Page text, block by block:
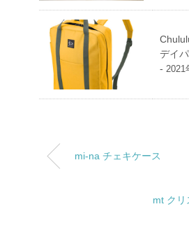
デイ
- 2021
mi-na チェキケース
mt クリ